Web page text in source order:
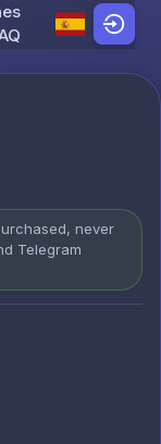
never
Telegram